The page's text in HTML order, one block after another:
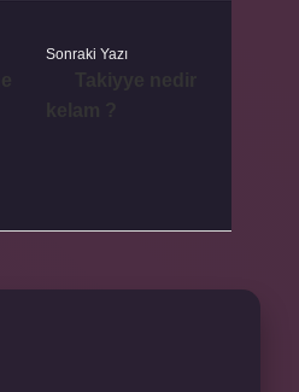
Sonraki Yazı